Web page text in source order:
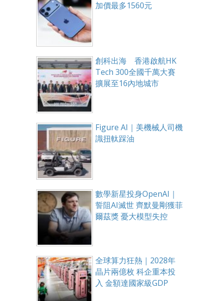
加價最多1560元
創科出海 香港啟航HK
Tech 300全國千萬大賽
擴展至16內地城市
Figure AI｜美機械人司機
識扭軚踩油
數學新星投身OpenAI｜
誓阻AI滅世 齊默曼剛獲菲
爾茲獎 憂大模型失控
全球算力狂熱｜2028年
晶片兩億枚 科企重本投
入 金額達國家級GDP